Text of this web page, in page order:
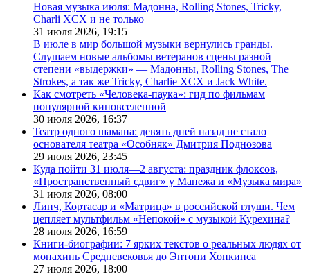
Новая музыка июля: Мадонна, Rolling Stones, Tricky,
Charli XCX и не только
31 июля 2026, 19:15
В июле в мир большой музыки вернулись гранды.
Слушаем новые альбомы ветеранов сцены разной
степени «выдержки» — Мадонны, Rolling Stones, The
Strokes, а так же Tricky, Charlie XCX и Jack White.
Как смотреть «Человека-паука»: гид по фильмам
популярной киновселенной
30 июля 2026, 16:37
Театр одного шамана: девять дней назад не стало
основателя театра «Особняк» Дмитрия Поднозова
29 июля 2026, 23:45
Куда пойти 31 июля—2 августа: праздник флоксов,
«Пространственный сдвиг» у Манежа и «Музыка мира»
31 июля 2026, 08:00
Линч, Кортасар и «Матрица» в российской глуши. Чем
цепляет мультфильм «Непокой» с музыкой Курехина?
28 июля 2026, 16:59
Книги-биографии: 7 ярких текстов о реальных людях от
монахинь Средневековья до Энтони Хопкинса
27 июля 2026, 18:00